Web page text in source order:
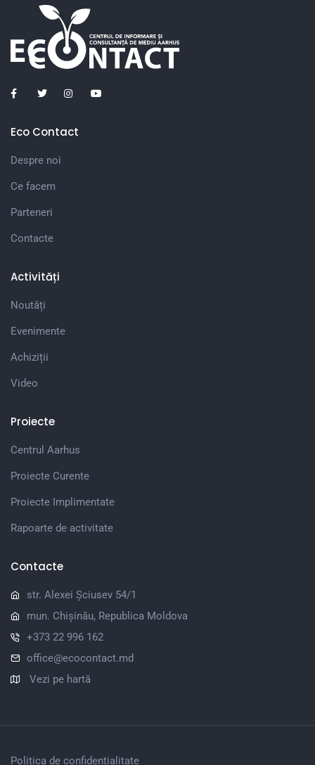
Eco Contact
Despre noi
Ce facem
Parteneri
Contacte
Activități
Noutăți
Evenimente
Achiziții
Video
Proiecte
Centrul Aarhus
Proiecte Curente
Proiecte Implimentate
Rapoarte de activitate
Contacte
str. Alexei Șciusev 54/1
mun. Chișinău, Republica Moldova
+373 22 996 162
office@ecocontact.md
Vezi pe hartă
Politica de confidențialitate